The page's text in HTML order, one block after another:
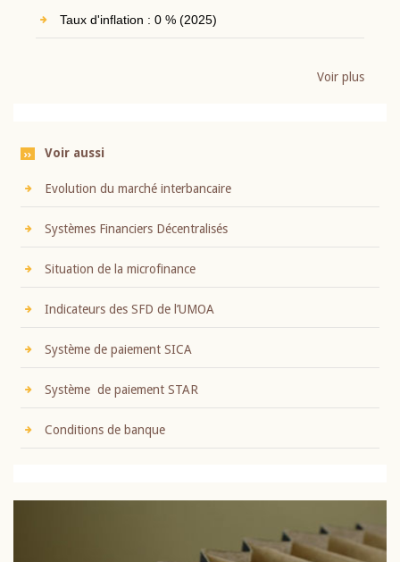
Taux d'inflation : 0 % (2025)
Voir plus
Voir aussi
Evolution du marché interbancaire
Systèmes Financiers Décentralisés
Situation de la microfinance
Indicateurs des SFD de l’UMOA
Système de paiement SICA
Système de paiement STAR
Conditions de banque